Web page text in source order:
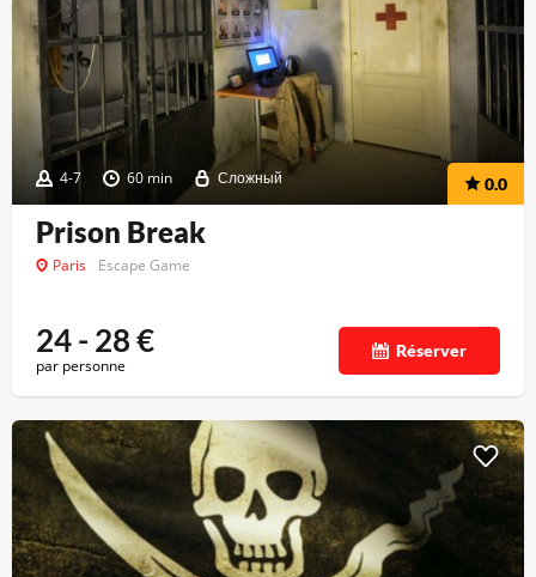
4-7 60 min Сложный 0.0
Prison Break
Paris Escape Game
24 - 28€
par personne
Réserver